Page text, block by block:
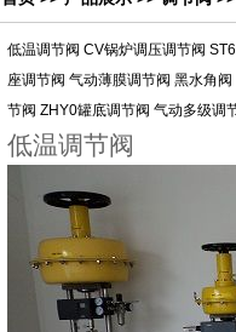
低温调节阀 CV锅炉调压调节阀
座调节阀 气动薄膜调节阀 黑水角阀
节阀 ZHY0罐底调节阀 气动多级调
低温调节阀